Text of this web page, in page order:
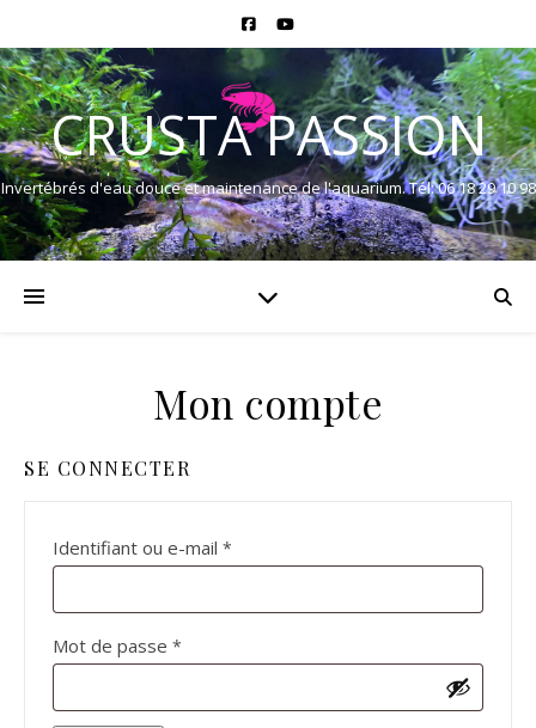
CRUSTA PASSION
Invertébrés d'eau douce et maintenance de l'aquarium. Tél: 06 18 29 10 98
Mon compte
SE CONNECTER
Identifiant ou e-mail *
Mot de passe *